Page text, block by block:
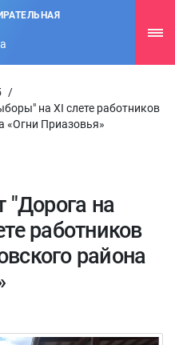
/
на XI слете работников
«Огни Приазовья»
"Дорога на
работников
района